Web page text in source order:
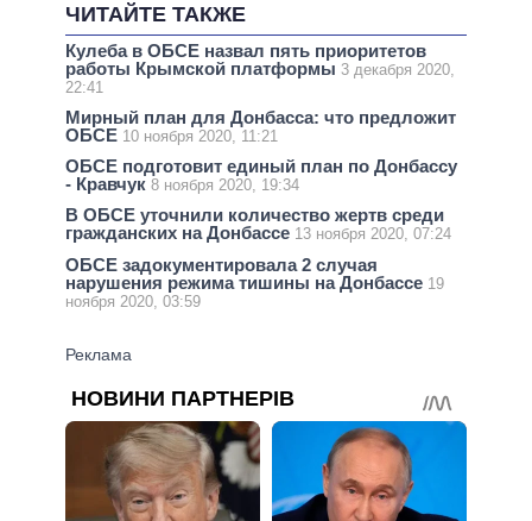
ЧИТАЙТЕ ТАКЖЕ
Кулеба в ОБСЕ назвал пять приоритетов
работы Крымской платформы 3 декабря 2020,
22:41
Мирный план для Донбасса: что предложит
ОБСЕ 10 ноября 2020, 11:21
ОБСЕ подготовит единый план по Донбассу
- Кравчук 8 ноября 2020, 19:34
В ОБСЕ уточнили количество жертв среди
гражданских на Донбассе 13 ноября 2020, 07:24
ОБСЕ задокументировала 2 случая
нарушения режима тишины на Донбассе 19
ноября 2020, 03:59